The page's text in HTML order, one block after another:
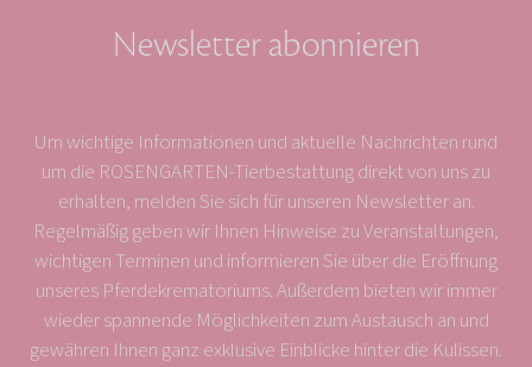
Newsletter abonnieren
Um wichtige Informationen und aktuelle Nachrichten rund
um die ROSENGARTEN-Tierbestattung direkt von uns zu
erhalten, melden Sie sich für unseren Newsletter an.
Regelmäßig geben wir Ihnen Hinweise zu Veranstaltungen,
wichtigen Terminen und informieren Sie über die Eröffnung
unseres Pferdekrematoriums. Außerdem bieten wir immer
wieder spannende Möglichkeiten zum Austausch an und
gewähren Ihnen ganz exklusive Einblicke hinter die Kulissen.